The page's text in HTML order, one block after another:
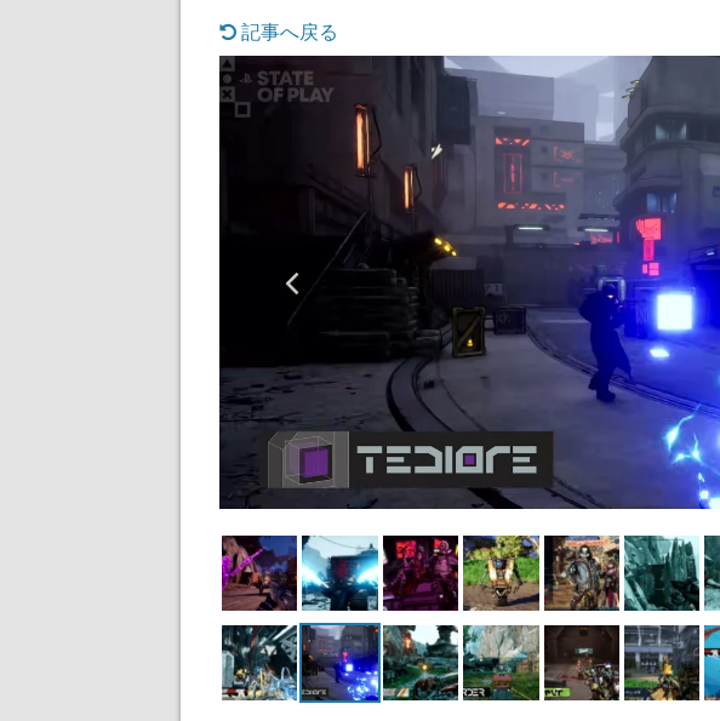
記事へ戻る